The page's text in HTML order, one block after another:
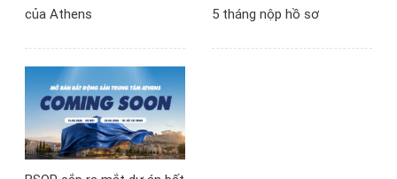
của Athens
5 tháng nộp hồ sơ